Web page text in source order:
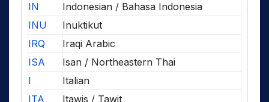
IN
Indonesian / Bahasa Indonesia
INU
Inuktikut
IRQ
Iraqi Arabic
ISA
Isan / Northeastern Thai
I
Italian
ITA
Itawis / Tawit